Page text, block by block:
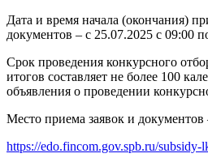
Дата и время начала (окончания)
документов – с 25.07.2025 с 09:00
Срок проведения конкурсного
итогов составляет не более 100
объявления о проведении
Место приема заявок и документов
https://edo.fincom.gov.spb.ru/subsidy-